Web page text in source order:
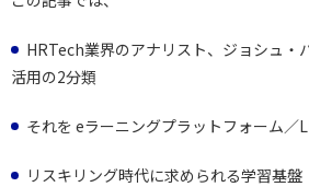
HRTech業界のアナリスト、ジョシュ・
活用の2分類
それを eラーニングプラットフォーム／
リスキリング時代に求められる学習基盤